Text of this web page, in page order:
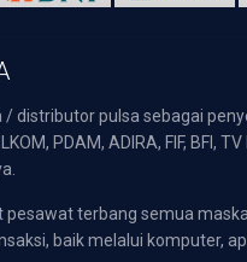
distributor pulsa sebagai
PDAM, ADIRA, FIF,
pesawat terbang semua
baik melalui komputer,